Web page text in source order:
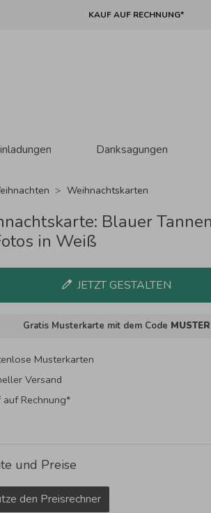
KAUF AUF RECHNUNG*
Danksagungen
Weihnachtskarten
Blauer
in Weiß
JETZT GESTALTEN
Gratis Musterkarte mit dem Code MUSTER
Musterkarten
Versand
auf Rechnung*
und Preise
den Preisrechner